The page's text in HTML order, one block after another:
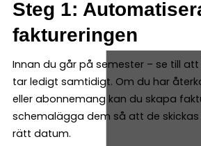
Steg 1:
faktureringen
Innan du går på semester – se till
tar ledigt samtidigt. Om du har
eller abonnemang kan du skapa
schemalägga dem så att de
rätt datum.